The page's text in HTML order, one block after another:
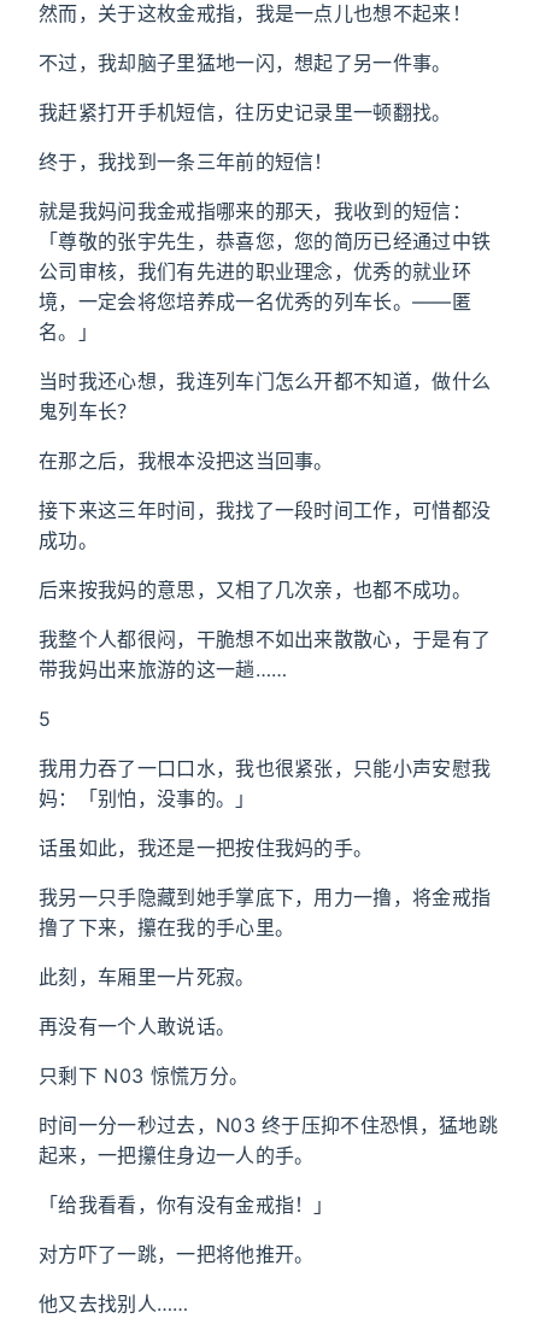
然而，关于这枚金戒指，我是一点儿也想不起来！
不过，我却脑子里猛地一闪，想起了另一件事。
我赶紧打开手机短信，往历史记录里一顿翻找。
终于，我找到一条三年前的短信！
就是我妈问我金戒指哪来的那天，我收到的短信：
「尊敬的张宇先生，恭喜您，您的简历已经通过中铁
公司审核，我们有先进的职业理念，优秀的就业环
境，一定会将您培养成一名优秀的列车长。——匿
名。」
当时我还心想，我连列车门怎么开都不知道，做什么
鬼列车长？
在那之后，我根本没把这当回事。
接下来这三年时间，我找了一段时间工作，可惜都没
成功。
后来按我妈的意思，又相了几次亲，也都不成功。
我整个人都很闷，干脆想不如出来散散心，于是有了
带我妈出来旅游的这一趟……
5
我用力吞了一口口水，我也很紧张，只能小声安慰我
妈：「别怕，没事的。」
话虽如此，我还是一把按住我妈的手。
我另一只手隐藏到她手掌底下，用力一撸，将金戒指
撸了下来，攥在我的手心里。
此刻，车厢里一片死寂。
再没有一个人敢说话。
只剩下 N03 惊慌万分。
时间一分一秒过去，N03 终于压抑不住恐惧，猛地跳
起来，一把攥住身边一人的手。
「给我看看，你有没有金戒指！」
对方吓了一跳，一把将他推开。
他又去找别人……